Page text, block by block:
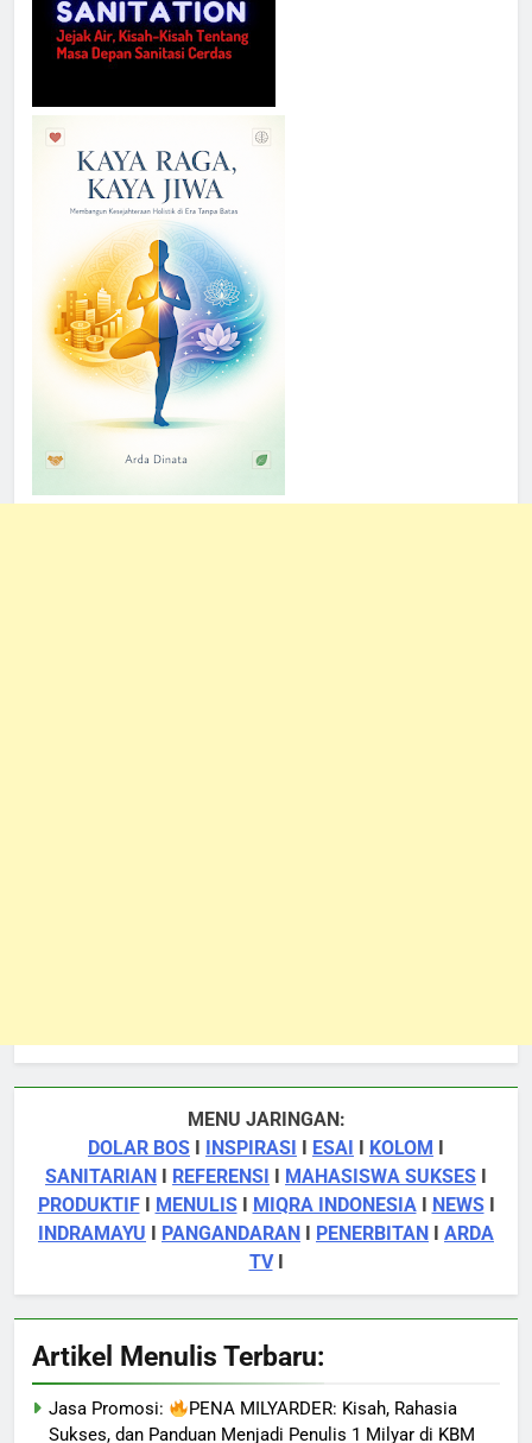
MENU JARINGAN:
DOLAR BOS
INSPIRASI ESAI KOLOM
SANITARIAN
REFERENSI MAHASISWA SUKSES
PRODUKTIFI MENULISI MIQRA INDONESIAI NEWSI
INDRAMAYU
PANGANDARAN PENERBITAN
ARDA
TVI
Artikel Menulis Terbaru:
Jasa Promosi:
PENA MILYARDER: Kisah, Rahasia
Sukses, dan Panduan Menjadi Penulis 1 Milyar di KBM